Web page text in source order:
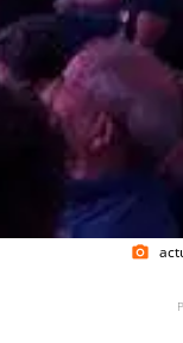
photo_camera